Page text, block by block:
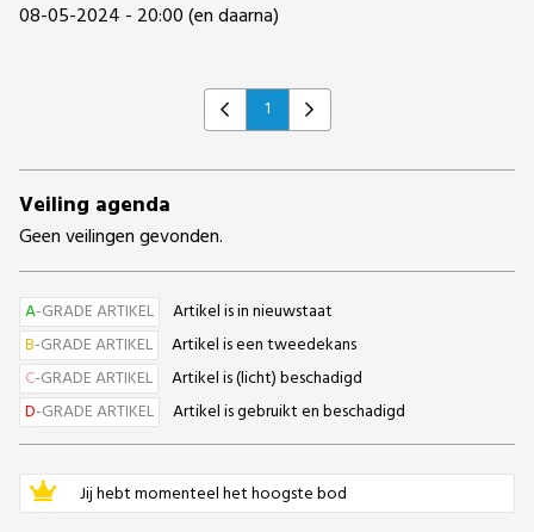
08-05-2024 - 20:00 (en daarna)
Previous
1 Next
Veiling agenda
Geen veilingen gevonden.
A-GRADE ARTIKEL
Artikel is in nieuwstaat
B-GRADE ARTIKEL
Artikel is een tweedekans
C-GRADE ARTIKEL
Artikel is (licht) beschadigd
D-GRADE ARTIKEL Artikel is gebruikt en beschadigd
Jij hebt momenteel het hoogste bod